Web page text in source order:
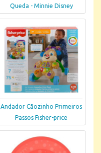
Queda - Minnie Disney
Andador Cãozinho Primeiros
Passos Fisher-price